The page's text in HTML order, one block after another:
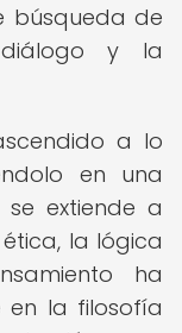
búsqueda de
y la
a lo
en una
extiende a
la lógica
ha
en la filosofía